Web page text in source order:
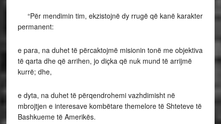
“Për mendimin tim, ekzistojnë dy rrugë që kanë karakter
permanent:
e para, na duhet të përcaktojmë misionin tonë me objektiva
të qarta dhe që arrihen, jo diçka që nuk mund të arrijmë
kurrë; dhe,
e dyta, na duhet të përqendrohemi vazhdimisht në
mbrojtjen e interesave kombëtare themelore të Shteteve të
Bashkueme të Amerikës.